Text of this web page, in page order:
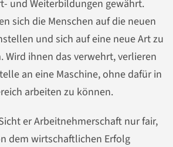
und Weiterbildungen gewährt.
sich die Menschen auf die neuen
und sich auf eine neue Art zu
Wird ihnen das verwehrt, verlieren
an eine Maschine, ohne dafür in
arbeiten zu können.
er Arbeitnehmerschaft nur fair,
dem wirtschaftlichen Erfolg